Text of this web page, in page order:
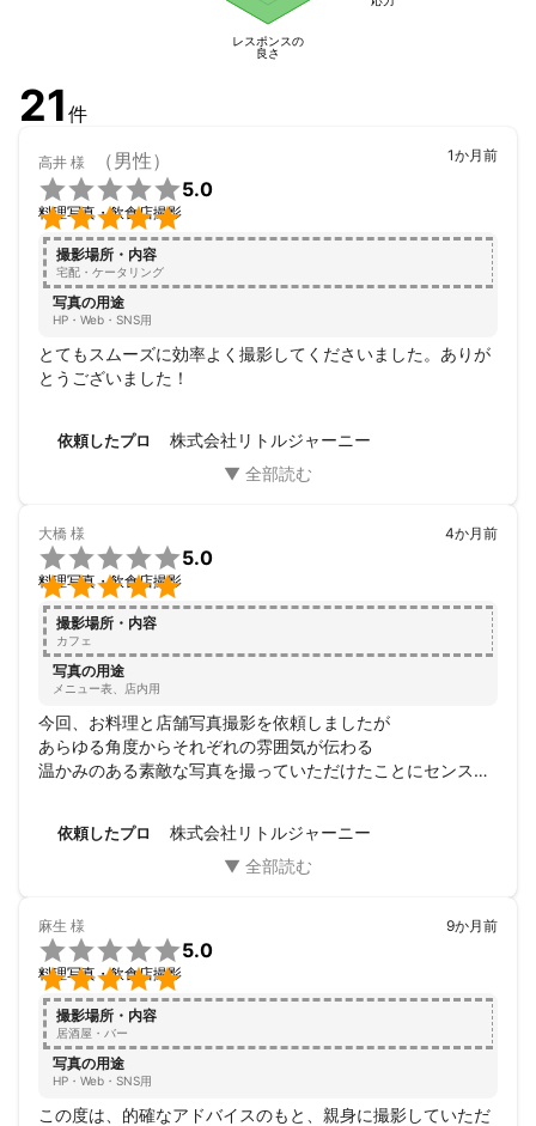
レスポンスの
良さ
21 件
高井 様 （男性）


5.0
料理写真・飲食店撮影
1か月前
撮影場所・内容
宅配・ケータリング
写真の用途
HP・Web・SNS用
とてもスムーズに効率よく撮影してくださいました。ありが
とうございました！
依頼したプロ 株式会社リトルジャーニー
大橋 様


5.0
料理写真・飲食店撮影
4か月前
撮影場所・内容
カフェ
写真の用途
メニュー表、店内用
今回、お料理と店舗写真撮影を依頼しましたが
あらゆる角度からそれぞれの雰囲気が伝わる
温かみのある素敵な写真を撮っていただけたことにセンスの
ありがとうございました。
依頼したプロ 株式会社リトルジャーニー
麻生 様


5.0
料理写真・飲食店撮影
9か月前
撮影場所・内容
居酒屋・バー
写真の用途
HP・Web・SNS用
この度は、的確なアドバイスのもと、親身に撮影していただ